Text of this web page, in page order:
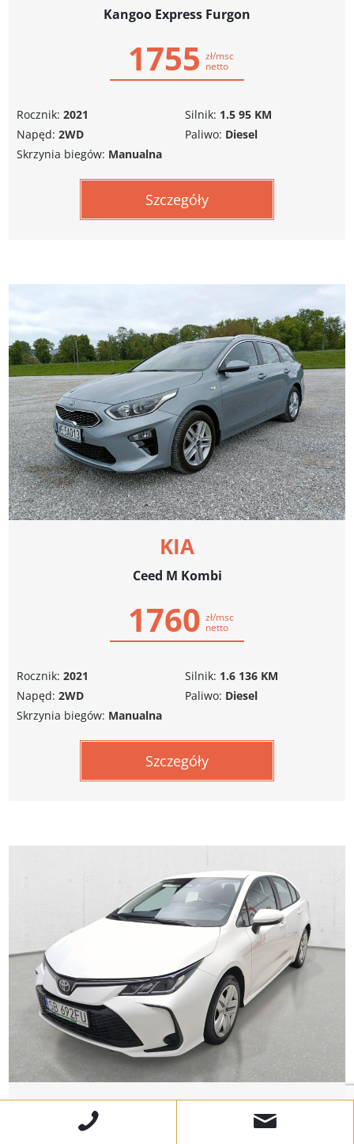
Kangoo Express Furgon
1755 zł/msc
netto
Rocznik: 2021
Napęd: 2WD
Silnik: 1.5 95 KM
Paliwo: Diesel
Skrzynia biegów: Manualna
Szczegóły
KIA
Ceed M Kombi
1760 zł/msc
netto
Rocznik: 2021
Napęd: 2WD
Silnik: 1.6 136 KM
Paliwo: Diesel
Skrzynia biegów: Manualna
Szczegóły
TOYOTA